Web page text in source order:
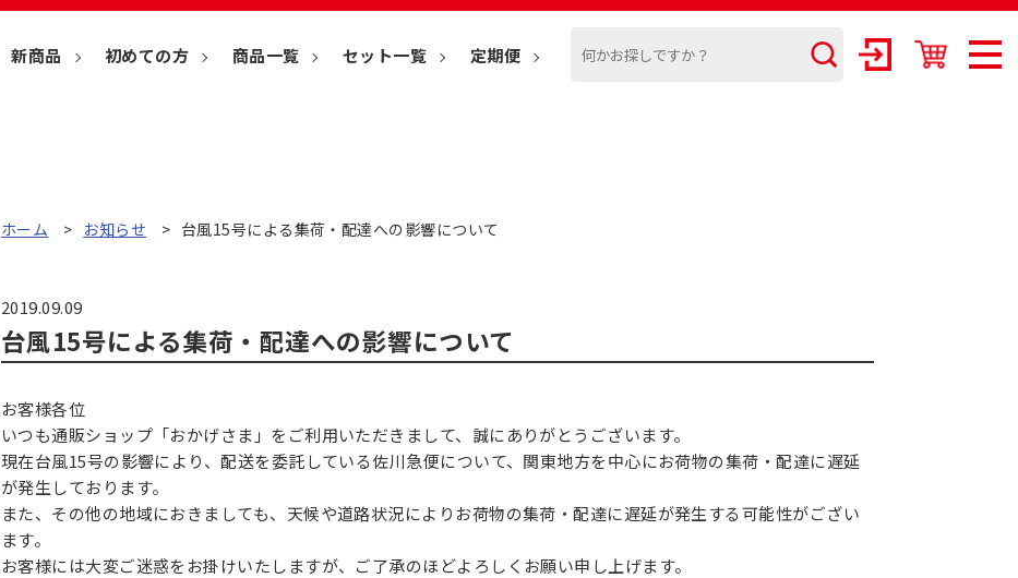
新商品 初めての方 商品一覧 セット一覧 定期便
ホーム お知らせ 台風15号による集荷・配達への影響について
2019.09.09
台風15号による集荷・配達への影響について
お客様各位
いつも通販ショップ「おかげさま」をご利用いただきまして、誠にありがとうございます。
現在台風15号の影響により、配送を委託している佐川急便について、関東地方を中心にお荷物の集荷・配達に遅延
が発生しております。
また、その他の地域におきましても、天候や道路状況によりお荷物の集荷・配達に遅延が発生する可能性がござい
ます。
お客様には大変ご迷惑をお掛けいたしますが、ご了承のほどよろしくお願い申し上げます。